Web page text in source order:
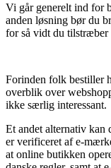
Vi går generelt ind for
anden løsning bør du
for så vidt du tilstræber
Forinden folk bestiller
overblik over
ikke særlig interessant.
Et andet alternativ kan
er verificeret af e-
at online butikken